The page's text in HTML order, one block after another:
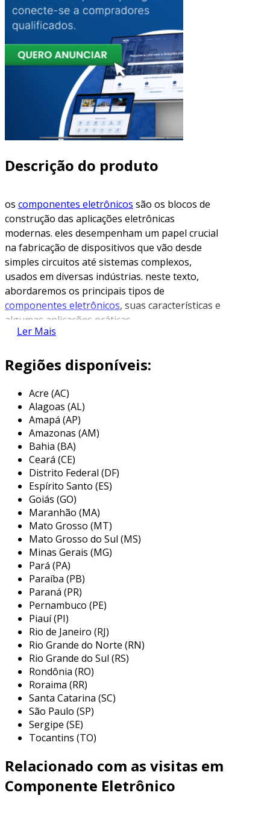
Descrição do produto
os componentes eletrônicos são os blocos de
construção das aplicações eletrônicas
modernas. eles desempenham um papel crucial
na fabricação de dispositivos que vão desde
simples circuitos até sistemas complexos,
usados em diversas indústrias. neste texto,
abordaremos os principais tipos de
componentes eletrônicos, suas características e
algumas aplicações práticas.
os componentes eletrônicos podem ser
ativosepassivos
possui diferentes funções e características.
1. componentes ativos
os componentes ativos são aqueles que podem
controlar o fluxo de eletricidade. eles requerem
uma fonte de energia externa para funcionar.
entre os exemplos mais comuns, estão:
transistores : usados para amplificar ou
comutar sinais elétricos. desempenham
um papel vital em circuitos integrados.
diodos: permitem a passagem de corrente
em uma única direção. são amplamente
utilizados em retificação de corrente
alternada.
circuitos integrados (cis)
sistemas eletrônicos complexos em um
único chip. exemplo disso são os
microcontroladores.
2. componentes passivos
os componentes passivos não podem controlar
o fluxo de eletricidade. eles dependem de
componentes ativos para operar. alguns
exemplos incluem:
resistores
Ler Mais
Regiões disponíveis:
Acre (AC)
Alagoas (AL)
Amapá (AP)
Amazonas (AM)
Bahia (BA)
Ceará (CE)
Distrito Federal (DF)
Espírito Santo (ES)
Goiás (GO)
Maranhão (MA)
Mato Grosso (MT)
Mato Grosso do Sul (MS)
Minas Gerais (MG)
Pará (PA)
Paraíba (PB)
Paraná (PR)
Pernambuco (PE)
Piauí (PI)
Rio de Janeiro (RJ)
Rio Grande do Norte (RN)
Rio Grande do Sul (RS)
Rondônia (RO)
Roraima (RR)
Santa Catarina (SC)
São Paulo (SP)
Sergipe (SE)
Tocantins (TO)
Relacionado com as visitas em
Componente Eletrônico